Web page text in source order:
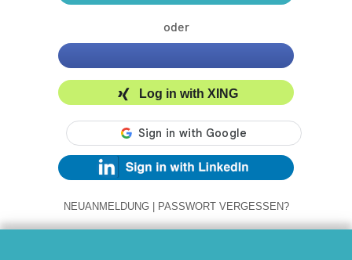
oder
Log in with XING
NEUANMELDUNG | PASSWORT VERGESSEN?